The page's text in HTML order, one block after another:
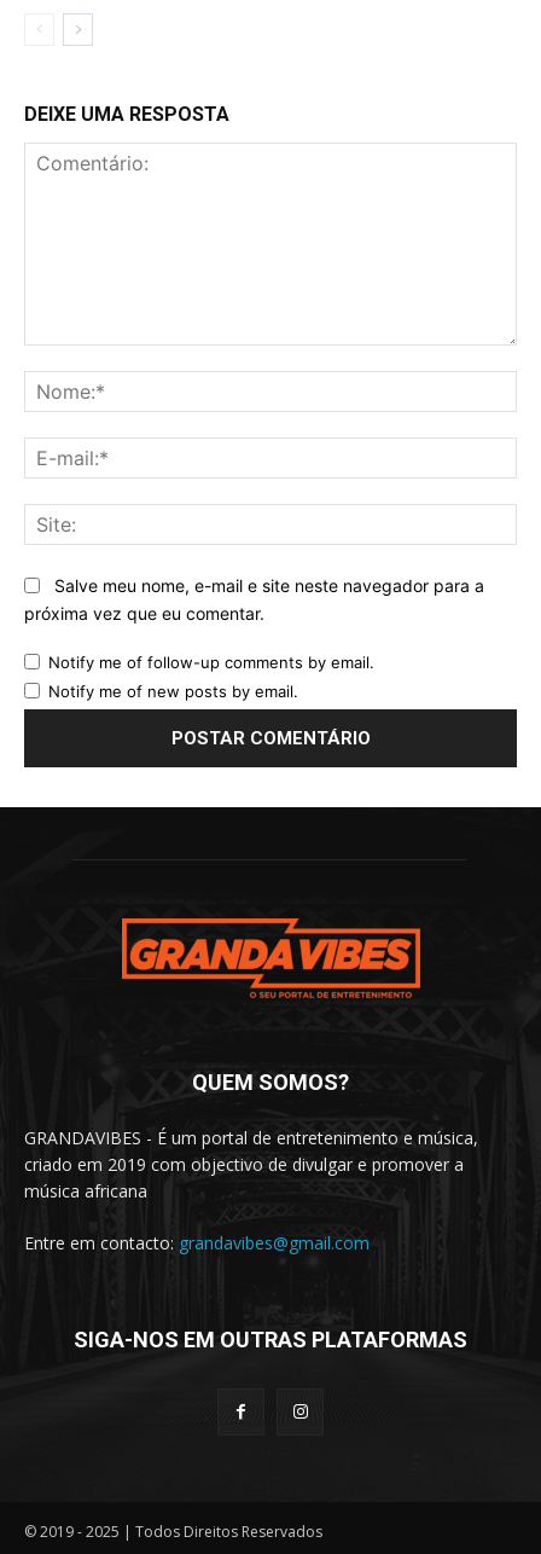
DEIXE UMA RESPOSTA
Salve meu nome, e-mail e site neste navegador para a
próxima vez que eu comentar.
Notify me of follow-up comments by email.
Notify me of new posts by email.
QUEM SOMOS?
GRANDAVIBES - É um portal de entretenimento e música,
criado em 2019 com objectivo de divulgar e promover a
música africana
Entre em contacto: grandavibes@gmail.com
SIGA-NOS EM OUTRAS PLATAFORMAS
© 2019 - 2025 | Todos Direitos Reservados